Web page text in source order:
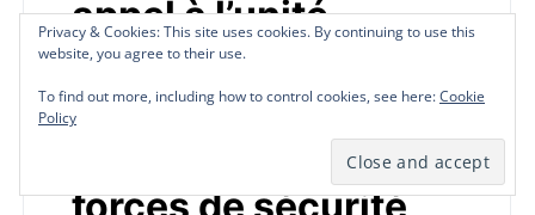
appel à l’unité
nationale renforcée,
seule capable, selon
lui de soutenir les
Privacy & Cookies: This site uses cookies. By continuing to use this
website, you agree to their use.
To find out more, including how to control cookies, see here:Cookie
Policy
Privacy & Cookies: This site uses cookies. By continuing to use this
website, you agree to their use.
To find out more, including how to control cookies, see here:Cookie
Policy
Privacy & Cookies: This site uses cookies. By continuing to use this
website, you agree to their use.
To find out more, including how to control cookies, see here:Cookie
Policy